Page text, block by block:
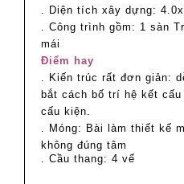
. Diện tích xây dựng:
. Công trình gồm: 1 sàn
mái
Điểm hay
. Kiến trúc rất đơn giản:
bắt cách bố trí hệ kết
cấu kiện.
. Móng: Bài làm thiết kế
không đúng tâm
. Cầu thang: 4 vế